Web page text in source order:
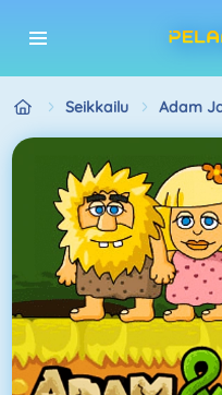
Seikkailu Adam